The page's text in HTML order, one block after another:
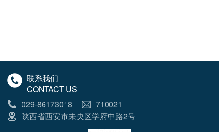
联系我们
CONTACT US
029-86173018
710021
陕西省西安市未央区学府中路2号